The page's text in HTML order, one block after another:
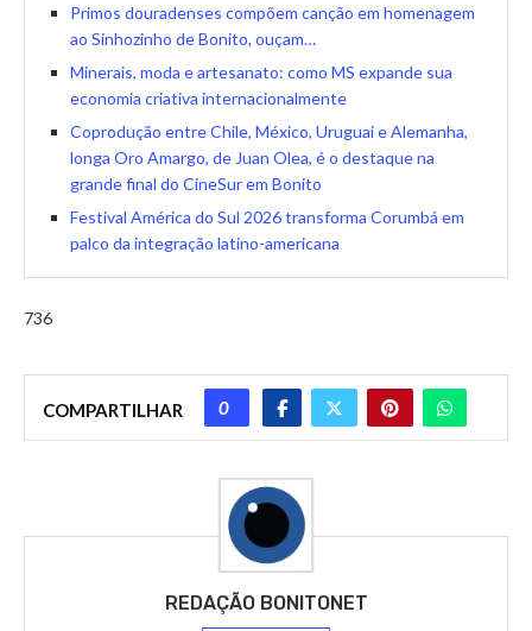
Primos douradenses compõem canção em homenagem
ao Sinhozinho de Bonito, ouçam…
Minerais, moda e artesanato: como MS expande sua
economia criativa internacionalmente
Coprodução entre Chile, México, Uruguai e Alemanha,
longa Oro Amargo, de Juan Olea, é o destaque na
grande final do CineSur em Bonito
Festival América do Sul 2026 transforma Corumbá em
palco da integração latino-americana
736
COMPARTILHAR 0
REDAÇÃO BONITONET